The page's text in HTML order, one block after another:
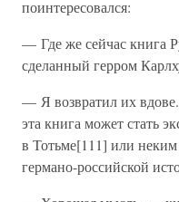
поинтересовался:
— Где же сейчас книга
сделанный герром
— Я возвратил их
эта книга может стать
в Тотьме[111] или
германо-российской